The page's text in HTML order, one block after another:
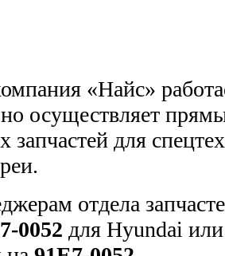
«Найс»
осуществляет
запчастей для
отдела
0052 для Hyundai